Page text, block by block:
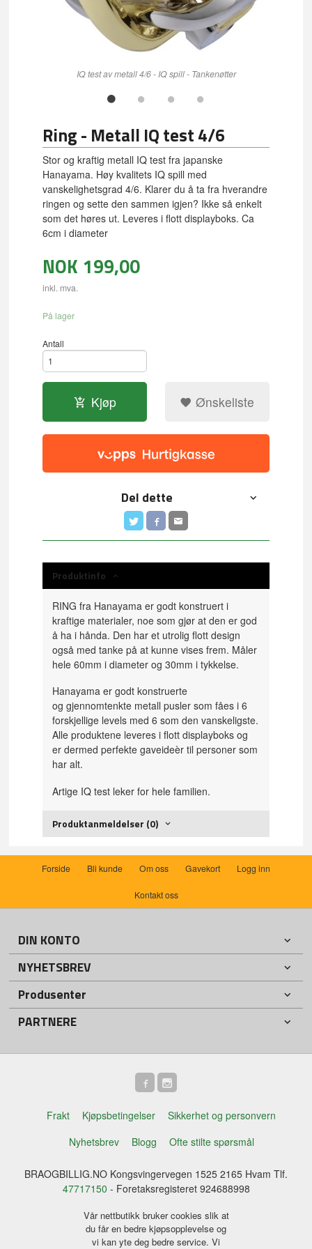
IQ test av metall 4/6 - IQ spill - Tankenøtter
Ring - Metall IQ test 4/6
Stor og kraftig metall IQ test fra japanske
Hanayama. Høy kvalitets IQ spill med
vanskelighetsgrad 4/6. Klarer du å ta fra hverandre
ringen og sette den sammen igjen? Ikke så enkelt
som det høres ut. Leveres i flott displayboks. Ca
6cm i diameter
NOK 199,00
inkl. mva.
På lager
Antall
Kjøp Ønskeliste
Del dette
Produktinfo
RING fra Hanayama er godt konstruert i
kraftige materialer, noe som gjør at den er god
å ha i hånda. Den har et utrolig flott design
også med tanke på at kunne vises frem. Måler
hele 60mm i diameter og 30mm i tykkelse.
Hanayama er godt konstruerte
og gjennomtenkte metall pusler som fåes i 6
forskjellige levels med 6 som den vanskeligste.
Alle produktene leveres i flott displayboks og
er dermed perfekte gaveideèr til personer som
har alt.
Artige IQ test leker for hele familien.
Produktanmeldelser (0)
Forside Bli kunde Om oss Gavekort Logg inn
Kontakt oss
DIN KONTO
NYHETSBREV
Produsenter
PARTNERE
Frakt Kjøpsbetingelser
Sikkerhet og personvern
Nyhetsbrev
Blogg Ofte stilte spørsmål
BRAOGBILLIG.NO Kongsvingervegen 1525 2165 Hvam Tlf.
47717150 - Foretaksregisteret 924688998
Vår nettbutikk bruker cookies slik at
du får en bedre kjøpsopplevelse og
vi kan yte deg bedre service. Vi